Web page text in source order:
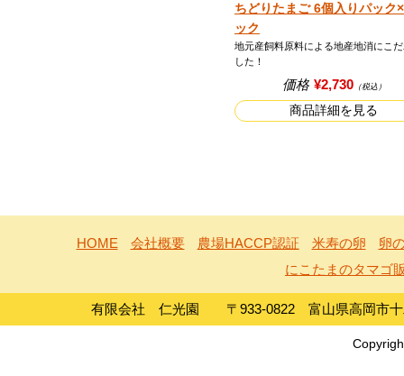
ちどりたまご 6個入りパック
ック
地元産飼料原料による地産地消にこ
した！
価格 ¥2,730（税込）
商品詳細を見る
HOME 会社概要 農場HACCP認証 米寿の卵
卵
にこたまのタマゴ
有限会社 仁光園 〒933-0822 富山県高岡市十